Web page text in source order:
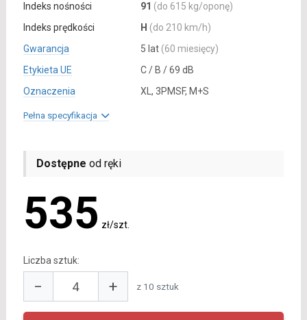
Indeks nośności
91 (do 615 kg/oponę)
Indeks prędkości
H (do 210 km/h)
Gwarancja
5 lat (60 miesięcy)
Etykieta UE
C / B / 69 dB
Oznaczenia
XL, 3PMSF, M+S
Pełna specyfikacja
Dostępne od ręki
535 zł/szt.
Liczba sztuk:
− + z 10 sztuk